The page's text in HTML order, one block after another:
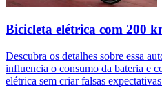
Bicicleta elétrica com 200
Descubra os detalhes sobre essa
influencia o consumo da bateria e
elétrica sem criar falsas